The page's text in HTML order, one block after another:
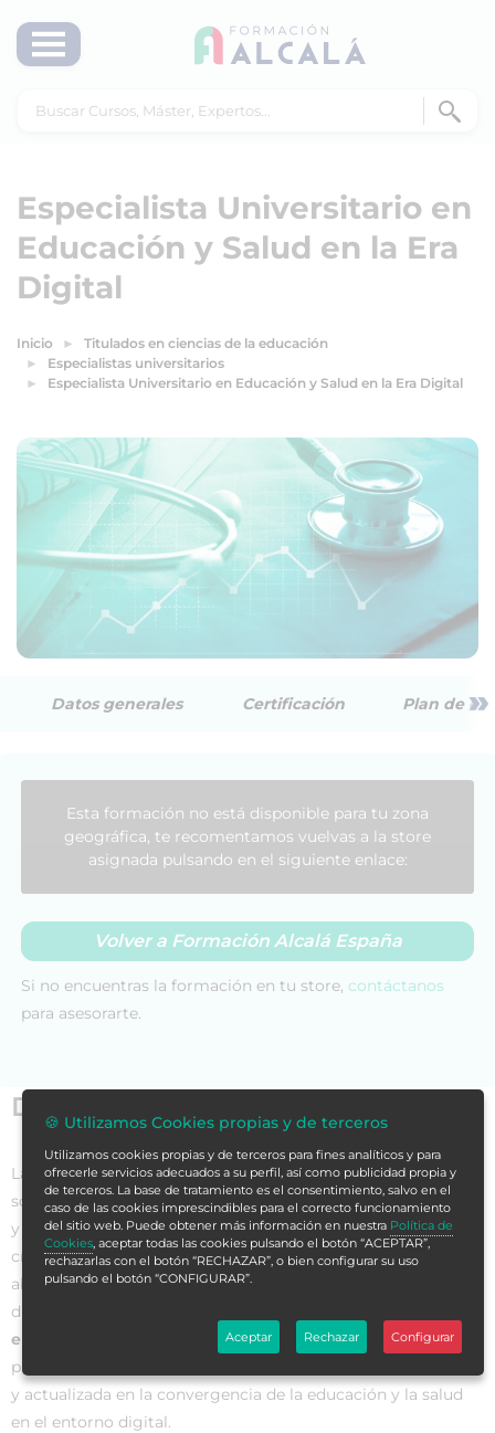
Especialista Universitario en
Educación y Salud en la Era
Digital
Inicio
Titulados en ciencias de la educación
Especialistas universitarios
Especialista Universitario en Educación y Salud en la Era Digital
Datos generales Certificación Plan de »
Datos generales
La educación y la salud son dos pilares fundamentales en la
sociedad contemporánea. En un mundo cada vez más digital
y globalizado, la intersección entre estos campos se vuelve
crucial para la formación de profesionales capaces de
abordar los desafíos y oportunidades que plantea la era
digital. El
en la Era Digital
es un programa académico diseñado para
proporcionar a los participantes una formación especializada
y actualizada en la convergencia de la educación y la salud
en el entorno digital.
Esta formación no está disponible para tu zona
geográfica, te recomentamos vuelvas a la store
asignada pulsando en el siguiente enlace:
Volver a Formación Alcalá España
Si no encuentras la formación en tu store, contáctanos
para asesorarte.
🍪 Utilizamos Cookies propias y de terceros
Utilizamos cookies propias y de terceros para fines analíticos y para
ofrecerle servicios adecuados a su perfil, así como publicidad propia y
de terceros. La base de tratamiento es el consentimiento, salvo en el
caso de las cookies imprescindibles para el correcto funcionamiento
del sitio web. Puede obtener más información en nuestra Política de
Cookies , aceptar todas las cookies pulsando el botón “ACEPTAR”,
rechazarlas con el botón “RECHAZAR”, o bien configurar su uso
pulsando el botón “CONFIGURAR”.
Aceptar Rechazar Configurar